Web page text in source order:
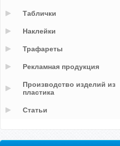
Таблички
Наклейки
Трафареты
Рекламная продукция
Производство изделий из
пластика
Статьи